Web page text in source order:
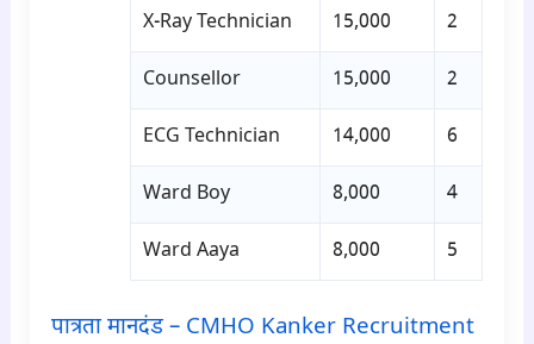
X-Ray Technician 15,000 2
Counsellor 15,000 2
ECG Technician 14,000 6
Ward Boy 8,000 4
Ward Aaya 8,000 5
पात्रता मानदंड – CMHO Kanker Recruitment